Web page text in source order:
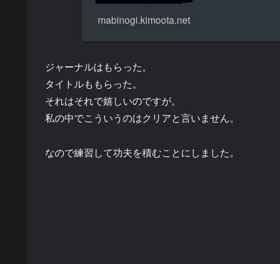
mabinogi.kimoota.net
ジャーナルはもらった。
タイトルももらった。
それはそれで嬉しいのですが。
私の中でこういうのはクリアと言いません。
なので練習して功夫を積むことにしました。